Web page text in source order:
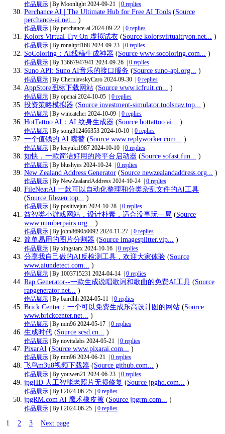
作品展示 | By Moonlight 2024-09-21 0 replies
Perchance AI | The Ultimate Hub for Free AI Tools (Source
perchance-ai.net...
)
作品展示 | By perchance-ai 2024-09-22 0 replies
Kolors Virtual Try On 虚拟试衣 (Source kolorsvirtualtryon.net... )
作品展示 | By ronaltpri168 2024-09-23 0 replies
SoColoring：AI线稿生成神器 (Source www.socoloring.com... )
作品展示 | By 13667947941 2024-09-26 0 replies
Suno API: Suno AI音乐的接口服务 (Source suno-api.org... )
作品展示 | By CherniavskyCaro 2024-09-30 0 replies
AppStore图标下载网站 (Source www.icfruit.cn... )
作品展示 | By openai 2024-10-05 0 replies
投资策略模拟器 (Source investment-simulator.toolsnav.top... )
作品展示 | By wincatcher 2024-10-09 0 replies
HotTattoo AI：AI 纹身生成器 (Source hottattoo.ai... )
作品展示 | By song312466353 2024-10-10 0 replies
一个值钱的 AI 嘴替 (Source www.replyworker.com... )
作品展示 | By leeyuki1987 2024-10-10 0 replies
如快，一款简洁好用的跨平台启动器 (Source sofast.fun... )
作品展示 | By blushyes 2024-10-24 0 replies
New Zealand Address Generator (Source newzealandaddress.org... )
作品展示 | By NewZealandAddress 2024-10-24 0 replies
FileNeatAI 一款可以自动化整理和分类杂乱文件的AI工具
(Source filezen.top... )
作品展示 | By positivejun 2024-10-28 0 replies
益智类小游戏网站，设计朴素，适合没事玩一局 (Source
www.numberpairs.org...
)
作品展示 | By john869050092 2024-11-27 0 replies
简单易用的图片分割器 (Source imagesplitter.vip... )
作品展示 | By xingstarx 2024-10-16 0 replies
分享我自己做的AI反检测工具，欢迎大家体验 (Source
www.aiundetect.com...
)
作品展示 | By 1003715231 2024-04-14 0 replies
Rap Generator--一款生成说唱歌词和歌曲的免费AI工具 (Source
rapgenerator.net...
)
作品展示 | By bairdhh 2024-05-11 0 replies
Brick Center：一个可以免费生成乐高设计图的网站 (Source
www.brickcenter.net...
)
作品展示 | By mm96 2024-05-17 0 replies
生成时代 (Source scsd.cn... )
作品展示 | By novitalabs 2024-05-21 0 replies
PixarAI (Source www.pixarai.com... )
作品展示 | By mm96 2024-06-21 0 replies
飞鸟m3u8视频下载器 (Source github.com... )
作品展示 | By youwen21 2024-06-23 0 replies
jpgHD 人工智能老照片无损修复 (Source jpghd.com... )
作品展示 | By i 2024-06-25 0 replies
jpgRM.com AI 魔术橡皮擦 (Source jpgrm.com... )
作品展示 | By i 2024-06-25 0 replies
1 2 3 Next page